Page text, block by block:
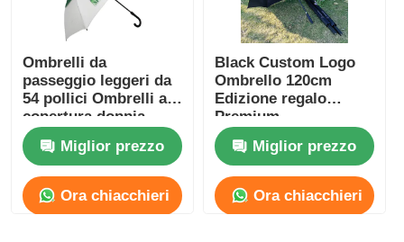
ombrelli di spiaggia
Ombrelli creativi
Ombrelli da
passeggio leggeri da
54 pollici Ombrelli a
copertura doppia
personalizzati
Miglior prezzo
Ora chiacchieri
Black Custom Logo
Ombrello 120cm
Edizione regalo
Premium
Miglior prezzo
Ora chiacchieri